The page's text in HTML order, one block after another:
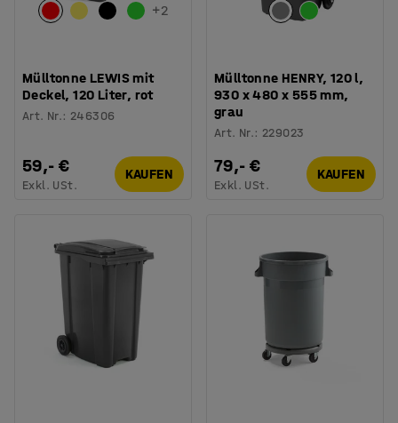
+2
Mülltonne LEWIS mit
Deckel, 120 Liter, rot
Art. Nr.: 246306
59,- €
Exkl. USt.
KAUFEN
Mülltonne HENRY, 120 l,
930 x 480 x 555 mm,
grau
Art. Nr.: 229023
79,- €
Exkl. USt.
KAUFEN